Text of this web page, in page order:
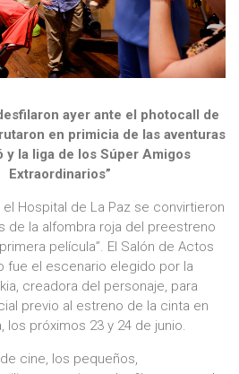
ayer ante el photocall de
en primicia de las aventuras
y la liga de los Súper Amigos
Extraordinarios”
Hospital de La Paz se convirtieron
de la alfombra roja del preestreno
película”. El Salón de Actos
fue el escenario elegido por la
creadora del personaje, para
previo al estreno de la cinta en
los próximos 23 y 24 de junio.
cine, los pequeños,